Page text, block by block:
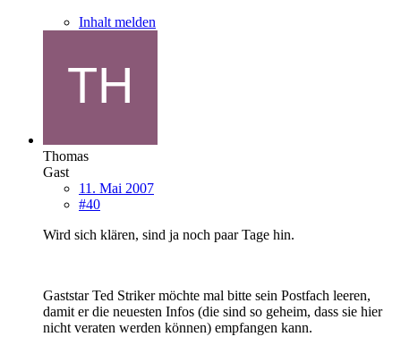
Inhalt melden
Thomas
Gast
11. Mai 2007
#40
Wird sich klären, sind ja noch paar Tage hin.
Gaststar Ted Striker möchte mal bitte sein Postfach leeren,
damit er die neuesten Infos (die sind so geheim, dass sie hier
nicht veraten werden können) empfangen kann.